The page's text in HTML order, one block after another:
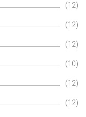
(12)
(12)
(12)
(10)
(12)
(12)